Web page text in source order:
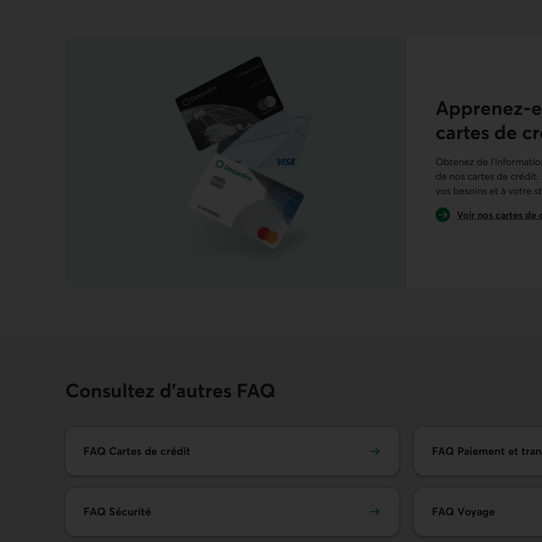
Apprenez-
cartes de
Obtenez de
de nos cartes de
vos besoins et à votre
Voir nos cartes de
Consultez d’autres FAQ
FAQ Cartes de crédit FAQ Paiement et
FAQ Sécurité FAQ Voyage